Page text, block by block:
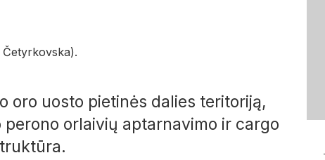
oro uosto pietinės dalies teritoriją,
orlaivių aptarnavimo ir cargo